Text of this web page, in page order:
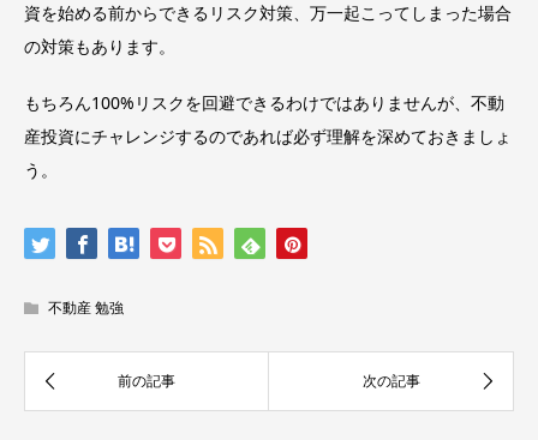
資を始める前からできるリスク対策、万一起こってしまった場合
の対策もあります。
もちろん100%リスクを回避できるわけではありませんが、不動
産投資にチャレンジするのであれば必ず理解を深めておきましょ
う。
不動産 勉強